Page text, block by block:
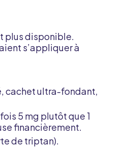
plus disponible.
s’appliquer à
cachet ultra-fondant,
5 mg plutôt que 1
financièrement.
de triptan).